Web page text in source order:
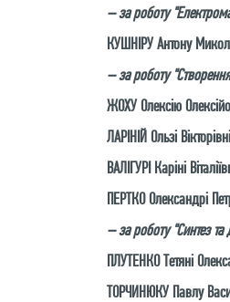
– за роботу
КУШНІРУ Антону
– за роботу
ЖОХУ Олексію
ЛАРІНІЙ Ользі Вікторівні
ВАЛІГУРІ Каріні
ПЕРТКО Олександрі
– за роботу "Синтез та
ПЛУТЕНКО Тетяні
ТОРЧИНЮКУ Павлу